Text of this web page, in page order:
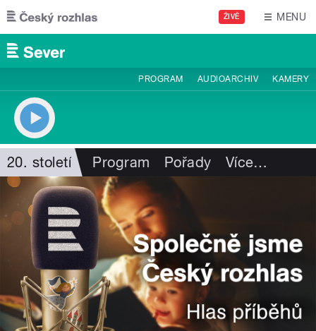
Přejít k hlavnímu obsahu
ŽIVĚ MENU
PROGRAM AUDIOARCHIV KAMERY
20. století Program Pořady Více…